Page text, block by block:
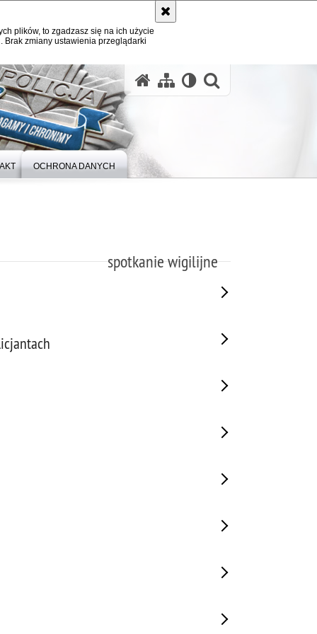
plików, to zgadzasz się na ich użycie
zmiany ustawienia przeglądarki
OCHRONA DANYCH
spotkanie wigilijne